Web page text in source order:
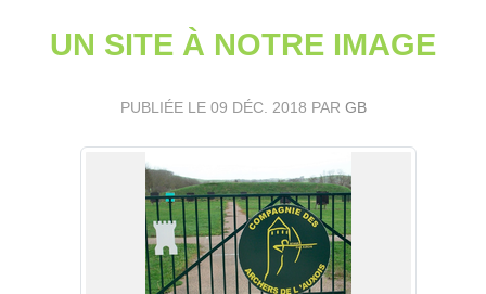
UN SITE À NOTRE IMAGE
PUBLIÉE LE 09 DÉC. 2018 PAR GB